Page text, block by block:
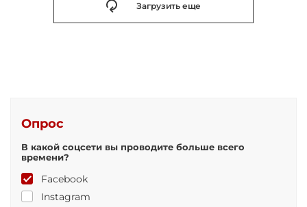
Загрузить еще
Опрос
В какой соцсети вы проводите больше всего
времени?
Facebook
Instagram